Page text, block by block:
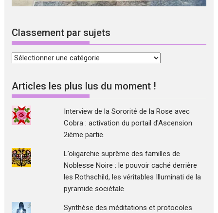
Classement par sujets
Classement
sujets
Articles les plus lus du moment !
Interview de la Sororité de la Rose avec
Cobra : activation du portail d'Ascension
2ième partie.
L’oligarchie suprême des familles de
Noblesse Noire : le pouvoir caché derrière
les Rothschild, les véritables Illuminati de la
pyramide sociétale
Synthèse des méditations et protocoles